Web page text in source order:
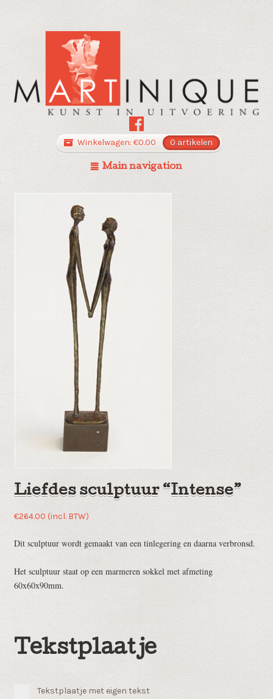
Winkelwagen: €0.00 0 artikelen
Main navigation
Liefdes sculptuur “Intense”
€264.00 (incl. BTW)
Dit sculptuur wordt gemaakt van een tinlegering en daarna verbronsd.
Het sculptuur staat op een marmeren sokkel met afmeting
60x60x90mm.
Tekstplaatje
Tekstplaatje met eigen tekst